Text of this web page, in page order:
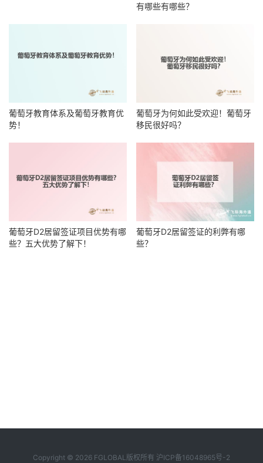
有哪些有哪些？
葡萄牙教育体系及葡萄牙教育优
势！
葡萄牙为何如此受欢迎！葡萄牙
移民很好吗？
葡萄牙D2居留签证项目优势有哪
些？五大优势了解下！
葡萄牙D2居留签证的利弊有哪
些？
Copyright © 2026 FGLOBAL版权所有 沪ICP备16048965号-2